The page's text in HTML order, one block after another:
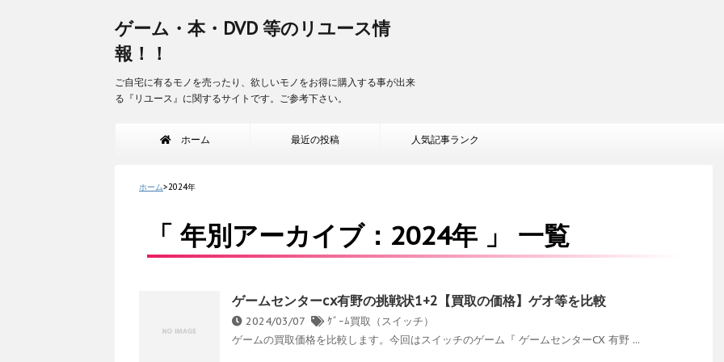
ゲーム・本・DVD 等のリユース情
報！！
ご自宅に有るモノを売ったり、欲しいモノをお得に購入する事が出来
る『リユース』に関するサイトです。ご参考下さい。
ホーム 最近の投稿 人気記事ランク
ホーム>2024年
「 年別アーカイブ：2024年 」 一覧
ゲームセンターcx有野の挑戦状1+2【買取の価格】ゲオ等を比較
2024/03/07
ｹﾞｰﾑ買取（スイッチ）
ゲームの買取価格を比較します。今回はスイッチのゲーム『 ゲームセンターCX 有野 ...